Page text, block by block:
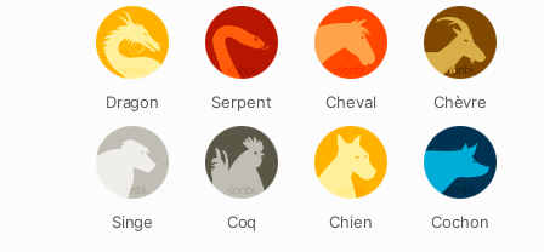
Dragon Serpent Cheval Chèvre
Singe Coq Chien Cochon